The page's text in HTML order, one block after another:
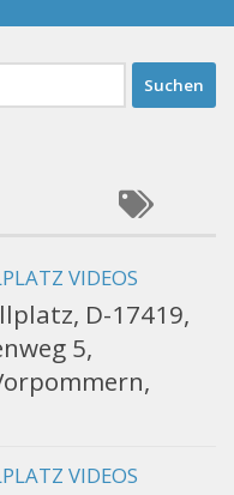
VIDEOS
D-17419,
5,
VIDEOS